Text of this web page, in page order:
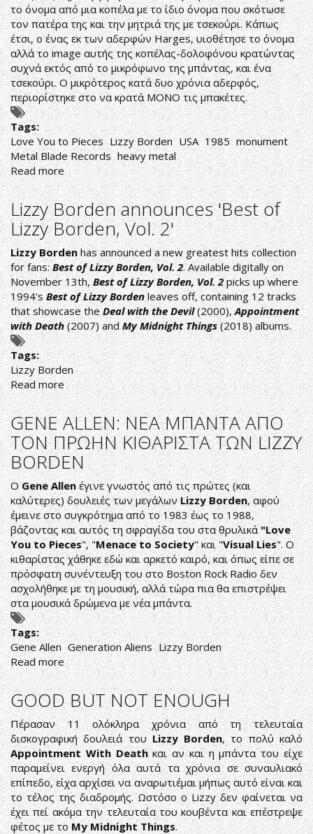
το όνομα από μια κοπέλα με το ίδιο όνομα που σκότωσε
τον πατέρα της και την μητριά της με τσεκούρι. Κάπως
έτσι, ο ένας εκ των αδερφών Harges, υιοθέτησε το όνομα
αλλά το image αυτής της κοπέλας-δολοφόνου κρατώντας
συχνά εκτός από το μικρόφωνο της μπάντας, και ένα
τσεκούρι. Ο μικρότερος κατά δυο χρόνια αδερφός,
περιορίστηκε στο να κρατά ΜΟΝΟ τις μπακέτες.
Tags:
Love You to Pieces Lizzy Borden USA 1985 monument
Metal Blade Records heavy metal
Read more about
Lizzy
Borden-
Love
You
to
Pieces
Lizzy Borden announces 'Best of
Lizzy Borden, Vol. 2'
Lizzy Bordenhas announced a new greatest hits collection
for fans: Best of Lizzy Borden, Vol. 2. Available digitally on
November 13th, Best of Lizzy Borden, Vol. 2picks up where
1994's Best of Lizzy Borden leaves off, containing 12 tracks
that showcase theDeal with the Devil(2000),Appointment
with Death (2007) and My Midnight Things(2018) albums.
Tags:
Lizzy Borden
Read more about
Lizzy
Borden
announces
'Best
of
Lizzy
Borden,
Vol.
2'
GENE ALLEN: NEA MΠΑΝΤΑ ΑΠΟ
ΤΟΝ ΠΡΩΗΝ ΚΙΘΑΡΙΣΤΑ ΤΩΝ LIZZY
BORDEN
OGene Allenέγινε γνωστός από τις πρώτες (και
καλύτερες) δουλειές των μεγάλωνLizzy Borden, αφού
έμεινε στο συγκρότημα από το 1983 έως το 1988,
βάζοντας και αυτός τη σφραγίδα του στα θρυλικά"Love
You to Pieces", "Menace to Society" και "Visual Lies". Ο
κιθαρίστας χάθηκε εδώ και αρκετό καιρό, και όπως είπε σε
πρόσφατη συνέντευξη του στο Βoston Rock Radio δεν
ασχολήθηκε με τη μουσική, αλλά τώρα πια θα επιστρέψει
στα μουσικά δρώμενα με νέα μπάντα.
Tags:
Gene Allen Generation Αliens Lizzy Borden
Read more about
GENE
ALLEN:
NEA
MΠΑΝΤΑ
ΑΠΟ
ΤΟΝ
ΠΡΩΗΝ
ΚΙΘΑΡΙΣΤΑ
ΤΩΝ
LIZZY
BORDEN
GOOD BUT NOT ΕNOUGH
Πέρασαν 11 ολόκληρα χρόνια από τη τελευταία
δισκογραφική δουλειά του Lizzy Borden, το πολύ καλό
Appointment With Deathκαι αν και η μπάντα του είχε
παραμείνει ενεργή όλα αυτά τα χρόνια σε συναυλιακό
επίπεδο, είχα αρχίσει να αναρωτιέμαι μήπως αυτό είναι και
το τέλος της διαδρομής. Ωστόσο ο Lizzy δεν φαίνεται να
έχει πεί ακόμα την τελευταία του κουβέντα και επέστρεψε
φέτος με τοMy Midnight Things.